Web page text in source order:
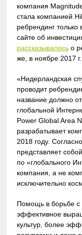
компания
стала компанией
ребрендинг
сайте об
рассказывалосьо
же, в ноябре 2017
«Нидерландская
проводит
название должно
глобальной
Power Global Area
разрабатывает
2018 году.
представляет
по «глобального
компания, а не
исключительно
Помощь в борьбе с
эффективное
культур, более